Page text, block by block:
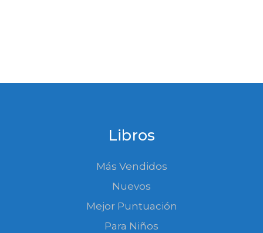
Libros
Más Vendidos
Nuevos
Mejor Puntuación
Para Niños